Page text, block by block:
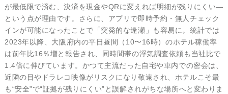
が最低限で済む、決済を現金やQRに変えれば明細が残りにくい―
という点が理由です。さらに、アプリで即時予約・無人チェック
インが可能になったことで「突発的な逢瀬」も容易に。統計では
2023年以降、大阪府内の平日昼間（10〜16時）のホテル稼働率
は前年比16％増と報告され、同時間帯の浮気調査依頼も当社比で
1.4倍に伸びています。かつて主流だった自宅や車内での密会は、
近隣の目やドラレコ映像がリスクになり敬遠され、ホテルこそ最
も“安全”で“証拠が残りにくい”と誤解されがちな場所へと変わりま